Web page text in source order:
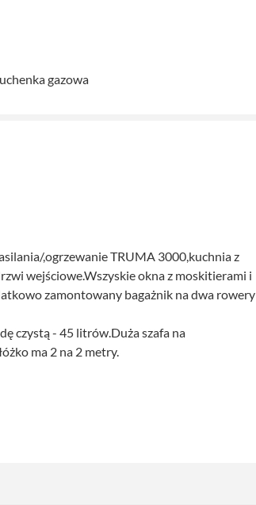
- 45 ,
,ogrzewanie TRUMA 3000,kuchnia z
wejściowe.Wszyskie okna z moskitierami i
zamontowany bagażnik na dwa rowery
czystą - 45 litrów.Duża szafa na
ma 2 na 2 metry.